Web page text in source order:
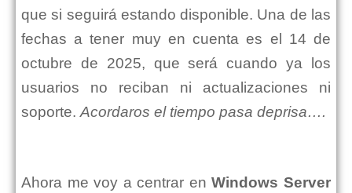
que si seguirá estando disponible. Una de las
fechas a tener muy en cuenta es el 14 de
octubre de 2025, que será cuando ya los
usuarios no reciban ni actualizaciones ni
soporte.Acordaros el tiempo pasa deprisa….
Ahora me voy a centrar enWindows Server